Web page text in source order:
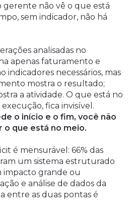
não vê o que está
sem indicador, não há
analisadas no
apenas faturamento e
indicadores necessários, mas
mostra o resultado;
a atividade. O que está no
fica invisível.
o início e o fim, você não
que está no meio.
é mensurável: 66% das
um sistema estruturado
impacto grande ou
e análise de dados da
entre as duas pontas é